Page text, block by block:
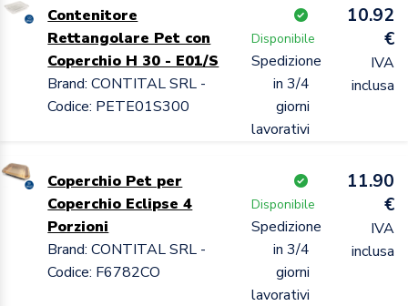
Contenitore
Rettangolare Pet con
Coperchio H 30 - E01/S
Brand: CONTITAL SRL -
Codice: PETE01S300
Disponibile
Spedizione
in 3/4
giorni
lavorativi
10.92
€
IVA
inclusa
Coperchio Pet per
Coperchio Eclipse 4
Porzioni
Brand: CONTITAL SRL -
Codice: F6782CO
Disponibile
Spedizione
in 3/4
giorni
lavorativi
11.90
€
IVA
inclusa